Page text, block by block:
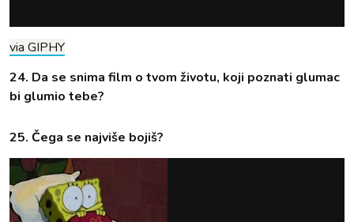
via GIPHY
24. Da se snima film o tvom životu, koji poznati glumac
bi glumio tebe?
25. Čega se najviše bojiš?